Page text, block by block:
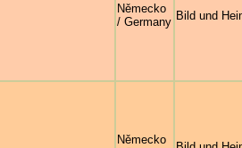
Německo
/ Germany Bild und
Německo